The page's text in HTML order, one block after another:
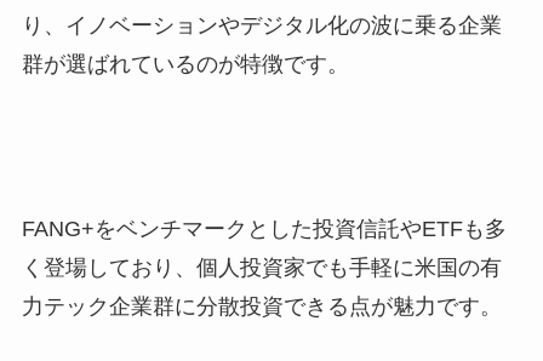
り、イノベーションやデジタル化の波に乗る企業
群が選ばれているのが特徴です。
FANG+をベンチマークとした投資信託やETFも多
く登場しており、個人投資家でも手軽に米国の有
力テック企業群に分散投資できる点が魅力です。